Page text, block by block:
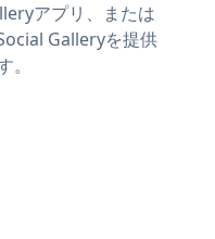
アプリ、または
Galleryを提供